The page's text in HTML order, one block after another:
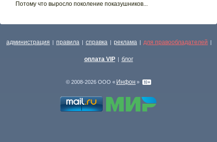
Потому что выросло поколение показушников...
администрация | правила | справка | реклама | для правообладателей |
оплата VIP | блог
© 2008-2026 ООО « Инфон »